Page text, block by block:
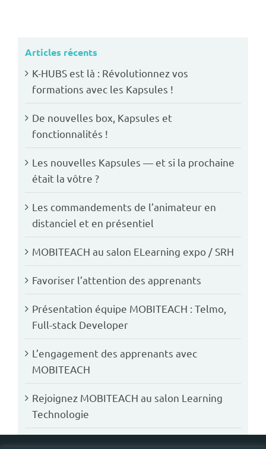
Articles récents
K-HUBS est là : Révolutionnez vos
formations avec les Kapsules !
De nouvelles box, Kapsules et
fonctionnalités !
Les nouvelles Kapsules — et si la prochaine
était la vôtre ?
Les commandements de l’animateur en
distanciel et en présentiel
MOBITEACH au salon ELearning expo / SRH
Favoriser l’attention des apprenants
Présentation équipe MOBITEACH : Telmo,
Full-stack Developer
L’engagement des apprenants avec
MOBITEACH
Rejoignez MOBITEACH au salon Learning
Technologie